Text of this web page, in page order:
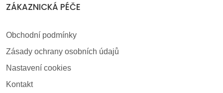
ZÁKAZNICKÁ PÉČE
Obchodní podmínky
Zásady ochrany osobních údajů
Nastavení cookies
Kontakt